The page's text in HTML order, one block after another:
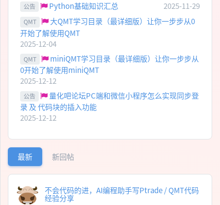
公告 Python基础知识汇总 2025-11-29
QMT
大QMT学习目录（最详细版）让你一步步从0
开始了解使用QMT
2025-12-04
QMT
miniQMT学习目录（最详细版）让你一步步从
0开始了解使用miniQMT
2025-12-12
公告
量化吧论坛PC端和微信小程序怎么实现同步登
录 及 代码块的插入功能
2025-12-12
最新 新回帖
不会代码的进，AI编程助手写Ptrade / QMT代码
经验分享